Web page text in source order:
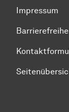
Impressum